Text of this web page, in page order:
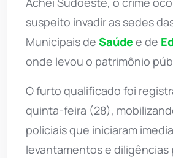
suspeito invadir as sedes
Municipais de Saúdee de
onde levou o patrimônio
O furto qualificado foi
quinta-feira (28),
policiais que iniciaram
levantamentos e